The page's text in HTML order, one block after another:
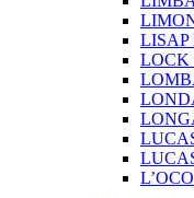
LOCK
L’OCO